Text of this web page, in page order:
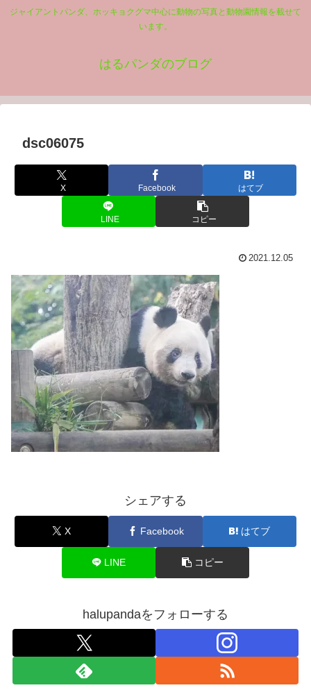
ジャイアントパンダ、ホッキョクグマ中心に動物の写真と動物園情報を載せて
います。
はるパンダのブログ
dsc06075
X Facebook はてブ
LINE コピー
2021.12.05
シェアする
X Facebook はてブ
LINE コピー
halupandaをフォローする